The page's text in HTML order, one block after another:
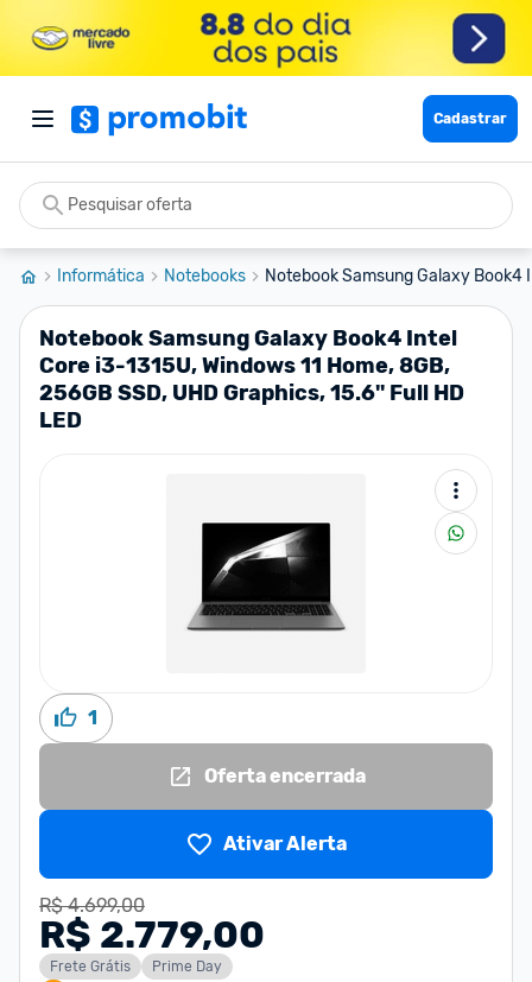
Cadastrar
Informática Notebooks Notebook Samsung Galaxy Book4
Notebook Samsung Galaxy Book4 Intel
Core i3-1315U, Windows 11 Home, 8GB,
256GB SSD, UHD Graphics, 15.6'' Full HD
LED
1
Oferta encerrada
Ativar Alerta
R$ 4.699,00
R$ 2.779,00
Frete Grátis Prime Day